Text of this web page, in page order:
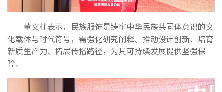
董文柱表示，民族服饰是铸牢中华民族共同体意识的文
化载体与时代符号，需强化研究阐释、推动设计创新、培育
新质生产力、拓展传播路径，为其可持续发展提供坚强保
障。